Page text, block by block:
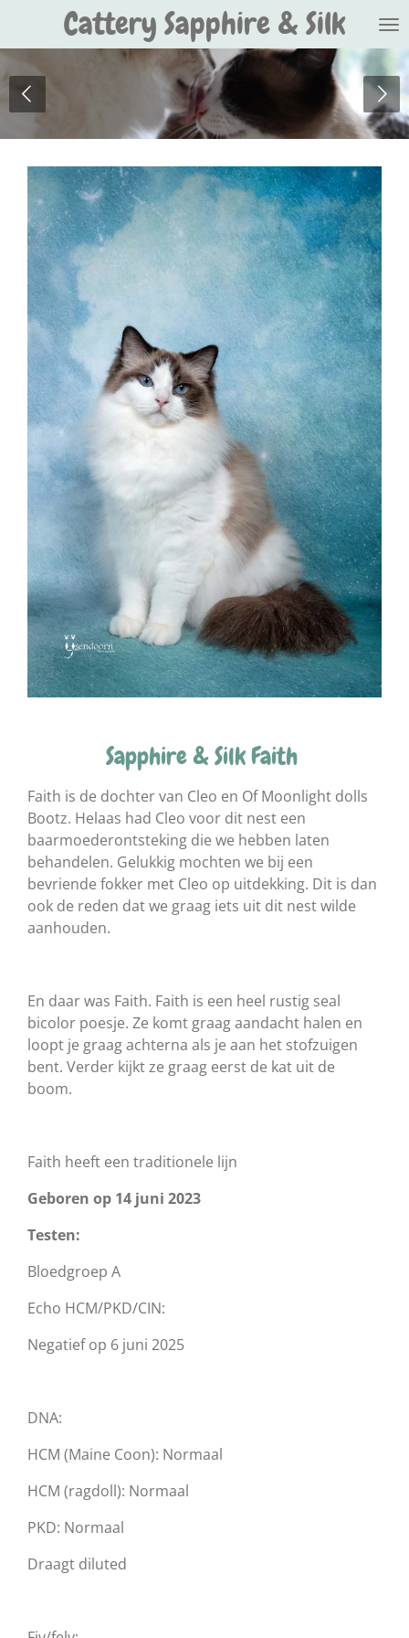
hoofdinhoud
Cattery Sapphire & Silk
Sapphire & Silk Faith
Faith is de dochter van Cleo en Of Moonlight dolls
Bootz. Helaas had Cleo voor dit nest een
baarmoederontsteking die we hebben laten
behandelen. Gelukkig mochten we bij een
bevriende fokker met Cleo op uitdekking. Dit is dan
ook de reden dat we graag iets uit dit nest wilde
aanhouden.
En daar was Faith. Faith is een heel rustig seal
bicolor poesje. Ze komt graag aandacht halen en
loopt je graag achterna als je aan het stofzuigen
bent. Verder kijkt ze graag eerst de kat uit de
boom.
Faith heeft een traditionele lijn
Geboren op 14 juni 2023
Testen:
Bloedgroep A
Echo HCM/PKD/CIN:
Negatief op 6 juni 2025
DNA:
HCM (Maine Coon): Normaal
HCM (ragdoll): Normaal
PKD: Normaal
Draagt diluted